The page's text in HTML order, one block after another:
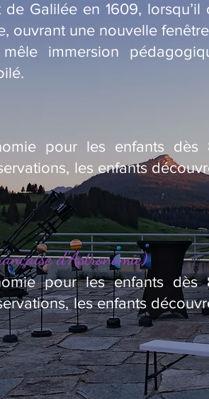
de Galilée en 1609,
ouvrant une nouvelle fenêtre
immersion
pour les enfants
les enfants
d’Astronomie)
pour les enfants
les enfants